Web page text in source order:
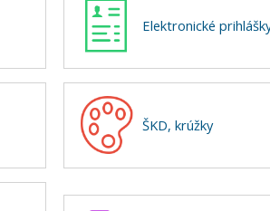
Elektronické
ŠKD, krúžky